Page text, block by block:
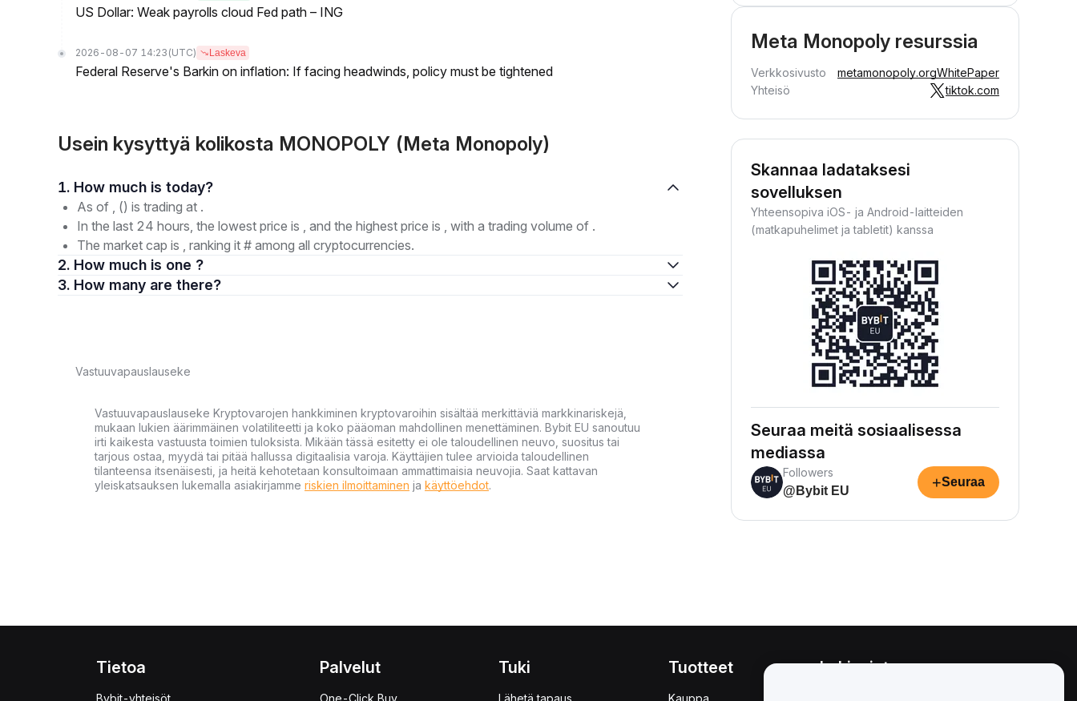
US Dollar: Weak payrolls cloud Fed path – ING
2026-08-07 14:23 (UTC) Laskeva
Federal Reserve's Barkin on inflation: If facing headwinds, policy must be tightened
Usein kysyttyä kolikosta MONOPOLY (Meta Monopoly)
1. How much is today?
As of , () is trading at .
In the last 24 hours, the lowest price is , and the highest price is , with a trading volume of .
The market cap is , ranking it # among all cryptocurrencies.
2. How much is one ?
3. How many are there?
Vastuuvapauslauseke
Vastuuvapauslauseke Kryptovarojen hankkiminen kryptovaroihin sisältää merkittäviä markkinariskejä,
mukaan lukien äärimmäinen volatiliteetti ja koko pääoman mahdollinen menettäminen. Bybit EU sanoutuu
irti kaikesta vastuusta toimien tuloksista. Mikään tässä esitetty ei ole taloudellinen neuvo, suositus tai
tarjous ostaa, myydä tai pitää hallussa digitaalisia varoja. Käyttäjien tulee arvioida taloudellinen
tilanteensa itsenäisesti, ja heitä kehotetaan konsultoimaan ammattimaisia neuvojia. Saat kattavan
yleiskatsauksen lukemalla asiakirjamme riskien ilmoittaminen ja käyttöehdot.
Meta Monopoly resurssia
Verkkosivusto metamonopoly.orgWhitePaper
Yhteisö
tiktok.com
Skannaa ladataksesi
sovelluksen
Yhteensopiva iOS- ja Android-laitteiden
(matkapuhelimet ja tabletit) kanssa
Seuraa meitä sosiaalisessa
mediassa
Followers
@Bybit EU
+Seuraa
Tietoa
Bybit-yhteisöt
Palvelut
One-Click Buy
Tuki
Lähetä tapaus
Tuotteet
Kauppa
Lakiasiat